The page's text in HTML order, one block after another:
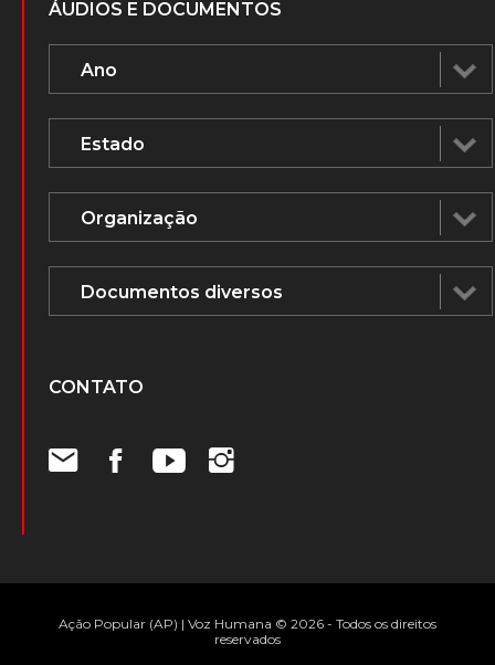
ÁUDIOS E DOCUMENTOS
CONTATO
Ação Popular (AP) | Voz Humana © 2026 - Todos os direitos
reservados